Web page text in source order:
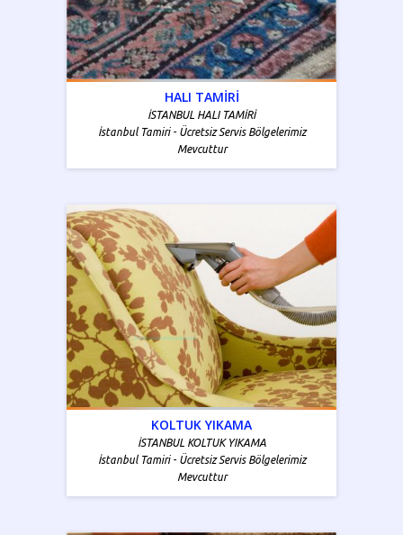
HALI TAMİRİ
İSTANBUL HALI TAMİRİ
İstanbul Tamiri - Ücretsiz Servis Bölgelerimiz
Mevcuttur
KOLTUK YIKAMA
İSTANBUL KOLTUK YIKAMA
İstanbul Tamiri - Ücretsiz Servis Bölgelerimiz
Mevcuttur